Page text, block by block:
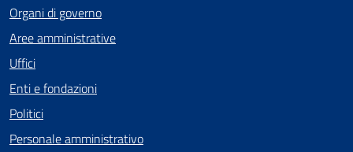
Organi di governo
Aree amministrative
Uffici
Enti e fondazioni
Politici
Personale amministrativo